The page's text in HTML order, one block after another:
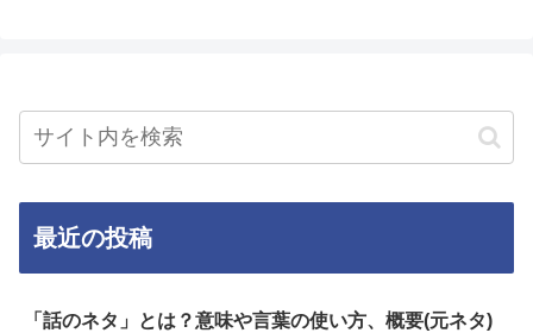
最近の投稿
「話のネタ」とは？意味や言葉の使い方、概要(元ネタ)